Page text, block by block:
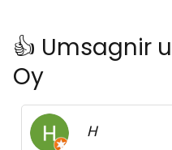
👍 Umsagnir
Oy
H